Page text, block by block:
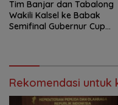
Tim Banjar dan Tabalong
Wakili Kalsel ke Babak
Semifinal Gubernur Cup
Rekomendasi untuk